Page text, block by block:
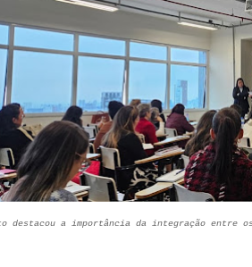
destacou a importância da integração entre